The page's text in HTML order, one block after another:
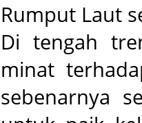
Rumput Laut
Di tengah
minat
sebenarnya